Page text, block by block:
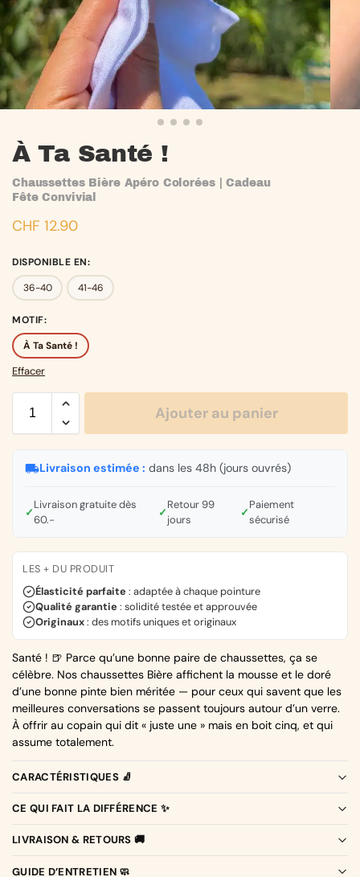
Chaussettes Bière Apéro Colorées | Cadeau
Fête Convivial
À Ta Santé !
CHF 12.90
DISPONIBLE EN:
36-40
41-46
MOTIF:
À Ta Santé !
Effacer
Ajouter au panier
Livraison estimée : dans les 48h (jours ouvrés)
✓
Livraison gratuite dès
60.-
✓
Retour 99
jours
✓
Paiement
sécurisé
LES + DU PRODUIT
Élasticité parfaite : adaptée à chaque pointure
Qualité garantie : solidité testée et approuvée
Originaux: des motifs uniques et originaux
Santé ! 🍺 Parce qu’une bonne paire de chaussettes, ça se
célèbre. Nos chaussettes Bière affichent la mousse et le doré
d’une bonne pinte bien méritée — pour ceux qui savent que les
meilleures conversations se passent toujours autour d’un verre.
À offrir au copain qui dit « juste une » mais en boit cinq, et qui
assume totalement.
CARACTÉRISTIQUES 🧦
CE QUI FAIT LA DIFFÉRENCE ✨
LIVRAISON & RETOURS 🚚
GUIDE D’ENTRETIEN 🧼